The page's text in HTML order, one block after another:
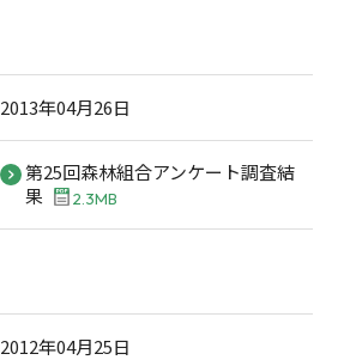
2013年04月26日
第25回森林組合アンケート調査結
果
2.3MB
2012年04月25日